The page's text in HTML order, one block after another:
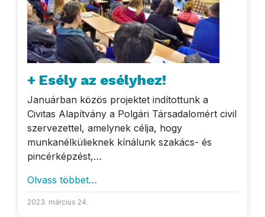
+ Esély az esélyhez!
Januárban közös projektet indítottunk a
Civitas Alapítvány a Polgári Társadalomért civil
szervezettel, amelynek célja, hogy
munkanélkülieknek kínálunk szakács- és
pincérképzést,…
Olvass többet…
2023. március 24.